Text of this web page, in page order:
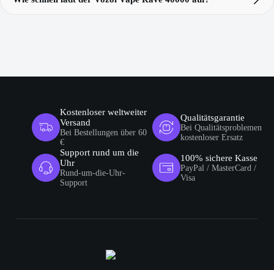
Vozol Rave 40k
Kostenloser weltweiter
Versand
Bei Bestellungen über 60
€
Qualitätsgarantie
Bei Qualitätsproblemen
kostenloser Ersatz
Support rund um die
Uhr
Rund-um-die-Uhr-
Support
100% sichere Kasse
PayPal / MasterCard /
Visa